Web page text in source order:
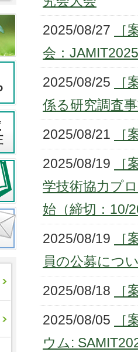
2025/08/27
［
会：
2025/08/25
［
係る研究調査
2025/08/21
［
2025/08/19
［
学技術協力プ
始（締切：10/
2025/08/19
員の公募につ
2025/08/18
［
2025/08/05
［
ウム: